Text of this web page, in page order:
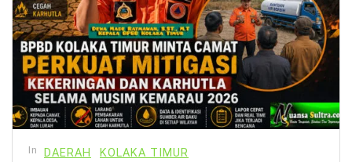
In DAERAH KOLAKA TIMUR